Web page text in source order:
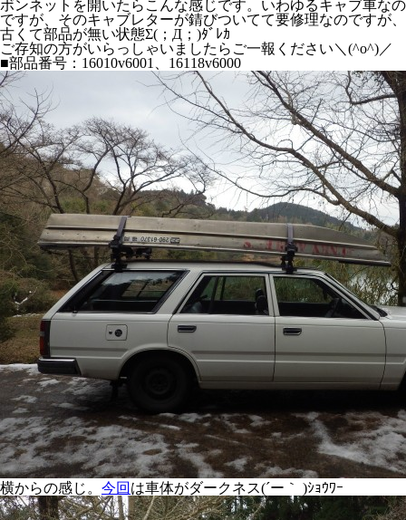
ボンネットを開いたらこんな感じです。いわゆるキャブ車なの
ですが、そのキャブレターが錆びついてて要修理なのですが、
古くて部品が無い状態Σ(；Д；)ﾀﾞﾚｶ
ご存知の方がいらっしゃいましたらご一報ください＼(^o^)／
■部品番号：16010v6001、16118v6000
横からの感じ。 今回 は車体がダークネス(´ー｀ )ｼｮｳﾜｰ